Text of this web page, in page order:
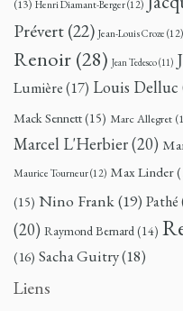
(13) Henri Diamant-Berger(12)
Prévert(22) Jean-Louis Croze (12)
Renoir (28) Jean Tedesco(11)
Lumière(17) Louis Delluc
Mack Sennett(15) Marc Allegret
Marcel L'Herbier(20)
Maurice Tourneur(12) Max Linder
(15) Nino Frank(19) Pathé
(20) Raymond Bernard(14)
(16) Sacha Guitry(18)
Liens